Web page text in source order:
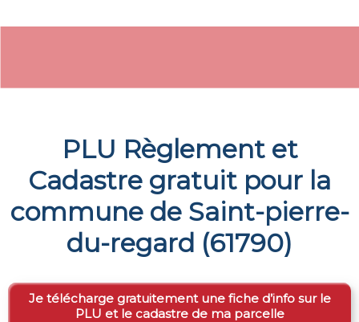
PLU Règlement et
Cadastre gratuit pour la
commune de Saint-pierre-
du-regard (61790)
Je télécharge gratuitement une fiche d’info sur le
PLU et le cadastre de ma parcelle